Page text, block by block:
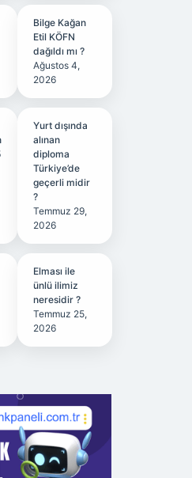
Bilge Kağan
Etil KÖFN
dağıldı mı ?
Ağustos 4,
2026
Yurt dışında
alınan
diploma
Türkiye’de
geçerli midir
?
Temmuz 29,
2026
Elması ile
ünlü ilimiz
neresidir ?
Temmuz 25,
2026